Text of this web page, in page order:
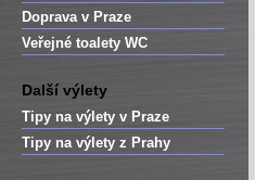
Doprava v Praze
Veřejné toalety WC
Další výlety
Tipy na výlety v Praze
Tipy na výlety z Prahy